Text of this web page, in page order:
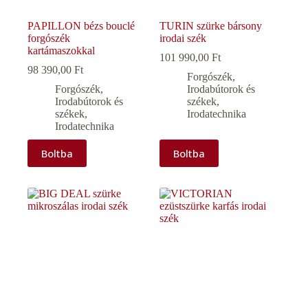
PAPILLON bézs bouclé
forgószék
kartámaszokkal
98 390,00 Ft
Forgószék,
Irodabútorok és
székek,
Irodatechnika
Boltba
TURIN szürke bársony
irodai szék
101 990,00Ft
Forgószék,
Irodabútorok és
székek,
Irodatechnika
Boltba